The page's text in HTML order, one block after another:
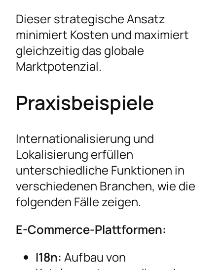
Dieser strategische Ansatz
minimiert Kosten und maximiert
gleichzeitig das globale
Marktpotenzial.
Praxisbeispiele
Internationalisierung und
Lokalisierung erfüllen
unterschiedliche Funktionen in
verschiedenen Branchen, wie die
folgenden Fälle zeigen.
E-Commerce-Plattformen:
I18n: Aufbau von